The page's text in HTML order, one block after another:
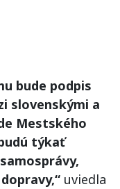
bude podpis
slovenskými a
Mestského
týkať
uviedla